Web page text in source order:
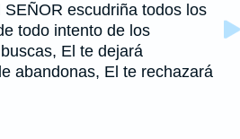
escudriña todos los
todo intento de los
El te dejará
abandonas, El te rechazará